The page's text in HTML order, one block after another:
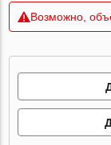
Возможно,